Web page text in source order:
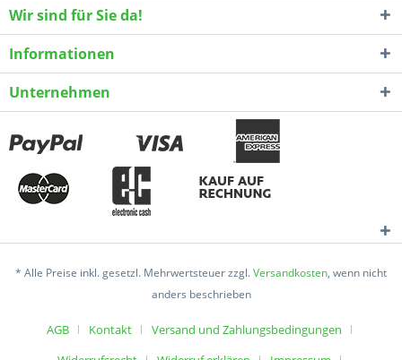
Wir sind für Sie da!
Informationen
Unternehmen
* Alle Preise inkl. gesetzl. Mehrwertsteuer zzgl.Versandkosten, wenn nicht
anders beschrieben
AGB Kontakt
Versand und Zahlungsbedingungen